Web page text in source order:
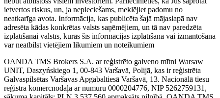
ietvertos riskus, un, ja nepieciešams, meklējiet padomu no
neatkarīga avota. Informācija, kas publicēta šajā mājaslapā nav
adresēta kādas konkrētas valsts saņēmējiem, un tā nav paredzēta
izplatīšanai valstīs, kurās šīs informācijas izplatīšana vai izmantošana
var neatbilst vietējiem likumiem un noteikumiem
OANDA TMS Brokers S.A. ar reģistrēto galveno mītni Warsaw
UNIT, Daszyńskiego 1, 00-843 Varšavā, Polijā, kas ir reģistrēta
Galvaspilsētas Varšavas Apgabaltiesā Varšavā, 13. Nacionālā tiesu
reģistra komercnodaļā ar numuru 0000204776, NIP 5262759131,